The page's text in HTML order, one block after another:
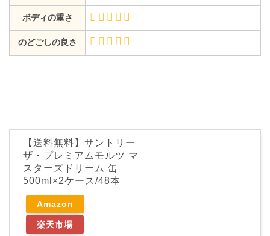
ボディの重さ
のどごしの良さ
【送料無料】サントリー
ザ・プレミアムモルツ マ
スターズドリーム 缶
500ml×2ケース/48本
Amazon
楽天市場